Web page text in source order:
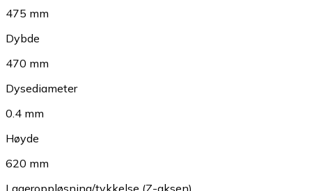
475 mm
Dybde
470 mm
Dysediameter
0.4 mm
Høyde
620 mm
Lageroppløsning/tykkelse (Z-aksen)